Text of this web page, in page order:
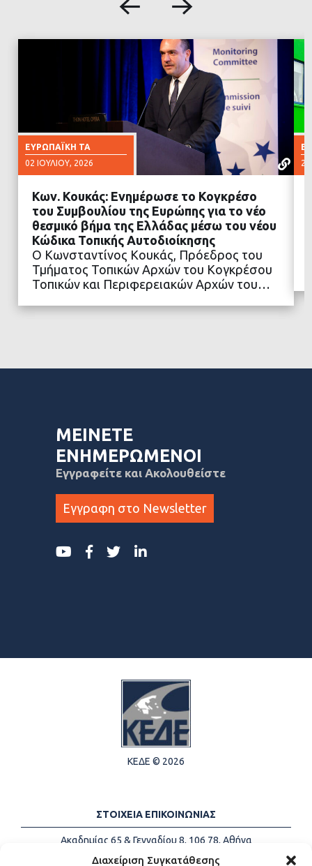
Διαχείριση Συγκατάθεσης
ΕΥΡΩΠΑΪΚΉ ΤΑ
02 ΙΟΥΛΊΟΥ, 2026
ΔΙΑΒΑΣΤΕ ΠΕΡΙΣΣΟΤΕΡΑ
Κων. Κουκάς: Ενημέρωσε το Κογκρέσο
του Συμβουλίου της Ευρώπης για το νέο
θεσμικό βήμα της Ελλάδας μέσω του νέου
Κώδικα Τοπικής Αυτοδιοίκησης
Ο Κωνσταντίνος Κουκάς, Πρόεδρος του
Τμήματος Τοπικών Αρχών του Κογκρέσου
Τοπικών και Περιφερειακών Αρχών του…
ΜΕΙΝΕΤΕ
ΕΝΗΜΕΡΩΜΕΝΟΙ
Εγγραφείτε και Ακολουθείστε
Εγγραφη στο Newsletter
ΚΕΔΕ © 2026
ΣΤΟΙΧΕΙΑ ΕΠΙΚΟΙΝΩΝΙΑΣ
Ακαδημίας 65 & Γενναδίου 8, 106 78, Αθήνα
Τηλέφωνα:
+30 213-2147500